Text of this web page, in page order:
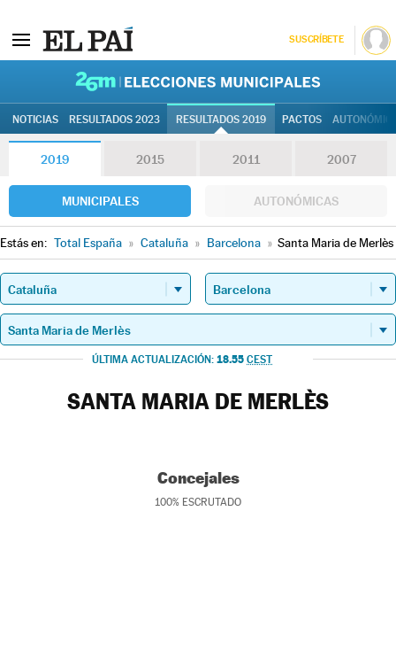
SUSCRÍBETE
NOTICIAS RESULTADOS 2023 RESULTADOS 2019 PACTOS
2019 2015 2011 2007
MUNICIPALES AUTONÓMICAS
Estás en: Total España » Cataluña » Barcelona » Santa Maria de Merlès
ÚLTIMA ACTUALIZACIÓN: 18.55 CEST
SANTA MARIA DE MERLÈS
Concejales
100% ESCRUTADO